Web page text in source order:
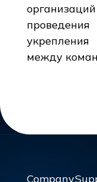
укрепления
между
Company